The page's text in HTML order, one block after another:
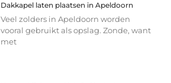
Dakkapel laten plaatsen in Apeldoorn
Veel zolders in Apeldoorn worden
vooral gebruikt als opslag. Zonde, want
met